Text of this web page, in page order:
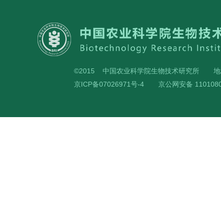
©2015 中国农业科学院生物技术研究所
京ICP备07026971号-4
京公网安备